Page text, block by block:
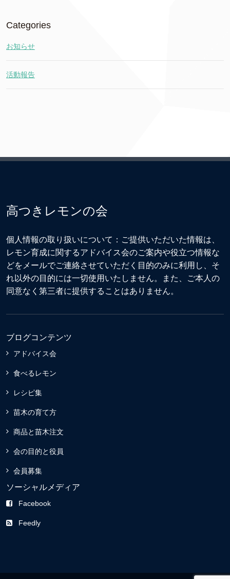
Categories
お知らせ
活動報告
高つきレモンの会
個人情報の取り扱いについて：ご提供いただいた情報は、
レモン育成に関するアドバイス会のご案内や役立つ情報な
どをメールでご連絡させていただく目的のみに利用し、そ
れ以外の目的には一切使用いたしません。また、ご本人の
同意なく第三者に提供することはありません。
ブログコンテンツ
アドバイス会
食べるレモン
レシピ集
苗木の育て方
商品と苗木注文
会の目的と役員
会員募集
ソーシャルメディア
Facebook
Feedly